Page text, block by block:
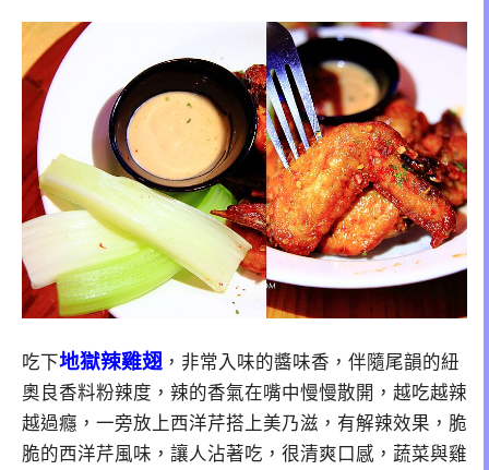
吃下地獄辣雞翅 ，非常入味的醬味香，伴隨尾韻的紐
奧良香料粉辣度，辣的香氣在嘴中慢慢散開，越吃越辣
越過癮，一旁放上西洋芹搭上美乃滋，有解辣效果，脆
脆的西洋芹風味，讓人沾著吃，很清爽口感，蔬菜與雞